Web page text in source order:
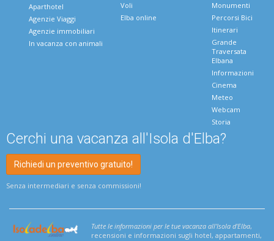
Aparthotel
Agenzie Viaggi
Agenzie immobiliari
In vacanza con animali
Voli
Elba online
Monumenti
Percorsi Bici
Itinerari
Grande
Traversata
Elbana
Informazioni
Cinema
Meteo
Webcam
Storia
Cerchi una vacanza all'Isola d'Elba?
Richiedi un preventivo gratuito!
Senza intermediari e senza commissioni!
Tutte le informazioni per le tue vacanza all'Isola d'Elba,
recensioni e informazioni sugli hotel, appartamenti,